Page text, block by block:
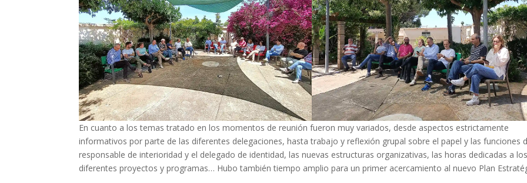
En cuanto a los temas tratado en los momentos de reunión fueron muy variados, desde aspectos estrictamente
informativos por parte de las diferentes delegaciones, hasta trabajo y reflexión grupal sobre el papel y las funciones
responsable de interioridad y el delegado de identidad, las nuevas estructuras organizativas, las horas dedicadas a
diferentes proyectos y programas… Hubo también tiempo amplio para un primer acercamiento al nuevo Plan